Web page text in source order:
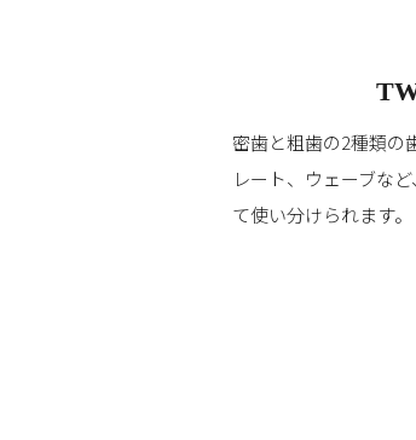
密歯と粗歯の2種類の
レート、ウェーブな
て使い分けられます。